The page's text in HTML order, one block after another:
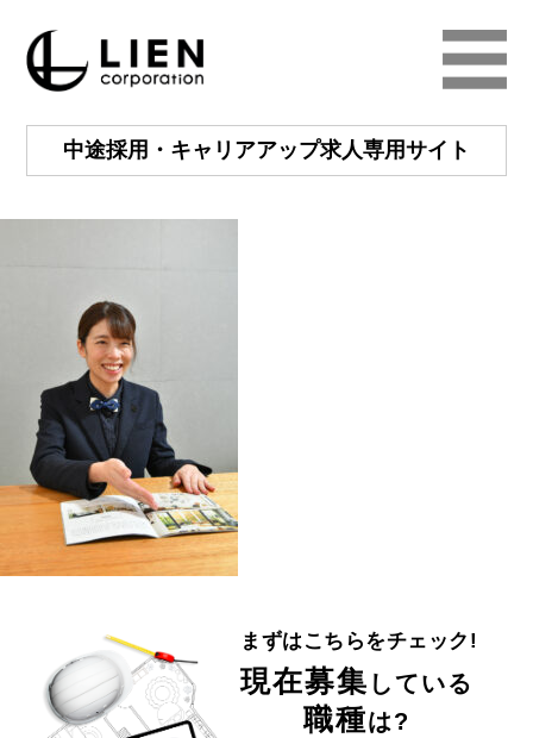
中途採用・キャリアアップ求人専用サイト
まずはこちらをチェック!
現在募集 している
職種は?